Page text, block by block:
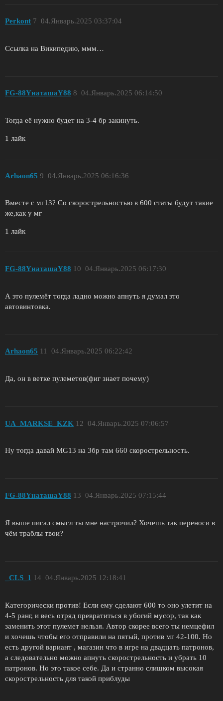
Perkont 04.Январь.2025 03:37:04
7
Ссылка на Википедию, ммм…
FG-88YнаташаY88 04.Январь.2025 06:14:50
8
Тогда её нужно будет на 3-4 бр закинуть.
1 лайк
Arhaon65 04.Январь.2025 06:16:36
9
Вместе с мг13? Со скорострельностью в 600 статы будут такие
же,как у мг
1 лайк
FG-88YнаташаY88 04.Январь.2025 06:17:30
10
А это пулемёт тогда ладно можно апнуть я думал это
автовинтовка.
Arhaon65 04.Январь.2025 06:22:42
11
Да, он в ветке пулеметов(фиг знает почему)
UA_MARKSE_KZK 04.Январь.2025 07:06:57
12
Ну тогда давай MG13 на 3бр там 660 скорострельность.
FG-88YнаташаY88 04.Январь.2025 07:15:44
13
Я выше писал смысл ты мне настрочил? Хочешь так переноси в
чём траблы твои?
_CLS_1 04.Январь.2025 12:18:41
14
Категорически против! Если ему сделают 600 то оно улетит на
4-5 ранг, и весь отряд превратиться в убогий мусор, так как
заменить этот пулемет нельзя. Автор скорее всего ты немцефил
и хочешь чтобы его отправили на пятый, против мг 42-100. Но
есть другой вариант , магазин что в игре на двадцать патронов,
а следовательно можно апнуть скорострельность и убрать 10
патронов. Но это такое себе. Да и странно слишком высокая
скорострельность для такой приблуды